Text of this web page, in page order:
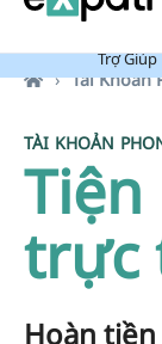
Mới: Value
Trợ Giúp
Tài Khoản
TÀI KHOẢN
Tiện
trực
Hoàn